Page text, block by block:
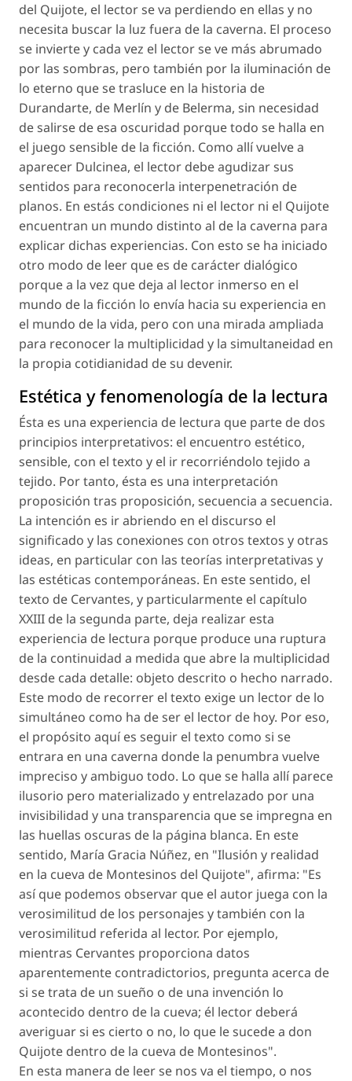
del Quijote, el lector se va perdiendo en ellas y no
necesita buscar la luz fuera de la caverna. El proceso
se invierte y cada vez el lector se ve más abrumado
por las sombras, pero también por la iluminación de
lo eterno que se trasluce en la historia de
Durandarte, de Merlín y de Belerma, sin necesidad
de salirse de esa oscuridad porque todo se halla en
el juego sensible de la ficción. Como allí vuelve a
aparecer Dulcinea, el lector debe agudizar sus
sentidos para reconocerla interpenetración de
planos. En estás condiciones ni el lector ni el Quijote
encuentran un mundo distinto al de la caverna para
explicar dichas experiencias. Con esto se ha iniciado
otro modo de leer que es de carácter dialógico
porque a la vez que deja al lector inmerso en el
mundo de la ficción lo envía hacia su experiencia en
el mundo de la vida, pero con una mirada ampliada
para reconocer la multiplicidad y la simultaneidad en
la propia cotidianidad de su devenir.
Estética y fenomenología de la lectura
Ésta es una experiencia de lectura que parte de dos
principios interpretativos: el encuentro estético,
sensible, con el texto y el ir recorriéndolo tejido a
tejido. Por tanto, ésta es una interpretación
proposición tras proposición, secuencia a secuencia.
La intención es ir abriendo en el discurso el
significado y las conexiones con otros textos y otras
ideas, en particular con las teorías interpretativas y
las estéticas contemporáneas. En este sentido, el
texto de Cervantes, y particularmente el capítulo
XXIII de la segunda parte, deja realizar esta
experiencia de lectura porque produce una ruptura
de la continuidad a medida que abre la multiplicidad
desde cada detalle: objeto descrito o hecho narrado.
Este modo de recorrer el texto exige un lector de lo
simultáneo como ha de ser el lector de hoy. Por eso,
el propósito aquí es seguir el texto como si se
entrara en una caverna donde la penumbra vuelve
impreciso y ambiguo todo. Lo que se halla allí parece
ilusorio pero materializado y entrelazado por una
invisibilidad y una transparencia que se impregna en
las huellas oscuras de la página blanca. En este
sentido, María Gracia Núñez, en "Ilusión y realidad
en la cueva de Montesinos del Quijote", afirma: "Es
así que podemos observar que el autor juega con la
verosimilitud de los personajes y también con la
verosimilitud referida al lector. Por ejemplo,
mientras Cervantes proporciona datos
aparentemente contradictorios, pregunta acerca de
si se trata de un sueño o de una invención lo
acontecido dentro de la cueva; él lector deberá
averiguar si es cierto o no, lo que le sucede a don
Quijote dentro de la cueva de Montesinos".
En esta manera de leer se nos va el tiempo, o nos